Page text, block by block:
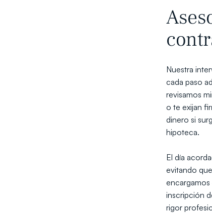
Nuestra
cada paso
revisamos
o te exijan
dinero si
hipoteca.
El día
evitando
inscripción
rigor